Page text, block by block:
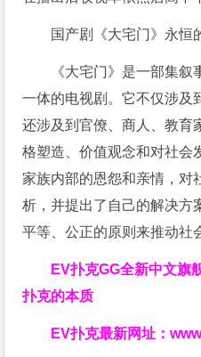
国产剧《大宅门》永恒
《大宅门》是一部集
一体的电视剧。它不仅涉及
还涉及到官僚、商人、教育
格塑造、价值观念和对社会
家族内部的恩怨和亲情，对
析，并提出了自己的解决方
平等、公正的原则来推动社
EV扑克GG全新中文旗
扑克的本质
EV扑克最新网址：